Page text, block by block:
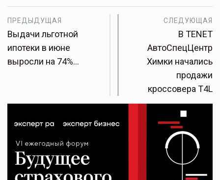
ПРЕДЫДУЩАЯ
Выдачи льготной
ипотеки в июне
выросли на 74%…
СЛЕДУЮЩАЯ
В TENET
АвтоСпецЦентр
Химки начались
продажи
кроссовера T4L